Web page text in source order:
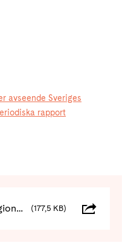
avseende Sveriges
rapport
Neuro Stockholms Regionförbund remissvar Stärkt stöd till anhöriga SOU 2024-60_LH_v01 (177,5 KB)